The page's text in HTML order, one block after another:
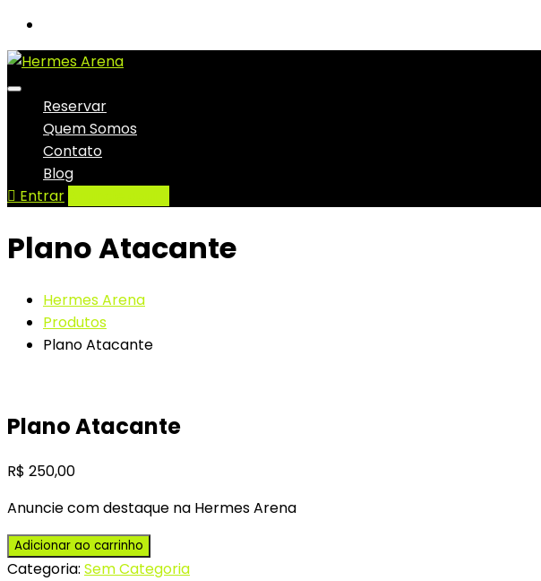
Reservar
Quem Somos
Contato
Blog
Entrar
Plano Atacante
Hermes Arena
Produtos
Plano Atacante
Plano Atacante
R$ 250,00
Anuncie com destaque na Hermes Arena
Plano
Atacante
Adicionar ao carrinho
Categoria: Sem Categoria